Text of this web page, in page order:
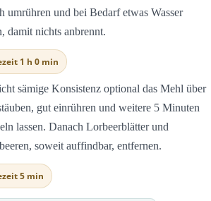
umrühren und bei Bedarf etwas Wasser
damit nichts anbrennt.
1 h 0 min
sämige Konsistenz optional das Mehl über
gut einrühren und weitere 5 Minuten
lassen. Danach Lorbeerblätter und
soweit auffindbar, entfernen.
5 min